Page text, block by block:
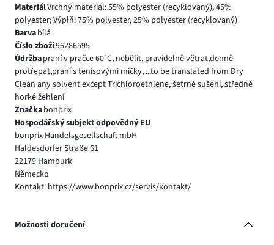
MateriálVrchný materiál: 55% polyester (recyklovaný), 45%
polyester; Výplň: 75% polyester, 25% polyester (recyklovaný)
Barvabílá
Číslo zboží96286595
Údržbapraní v pračce 60°C, nebělit, pravidelně větrat,denně
protřepat,praní s tenisovými míčky, ...to be translated from Dry
Clean any solvent except Trichloroethlene, šetrné sušení, středně
horké žehlení
Značkabonprix
Hospodářský subjekt odpovědný EU
bonprix Handelsgesellschaft mbH
Haldesdorfer Straße 61
22179 Hamburk
Německo
Kontakt: https://www.bonprix.cz/servis/kontakt/
Možnosti doručení